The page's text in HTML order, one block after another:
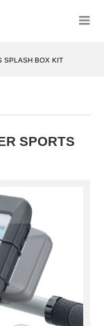
SPLASH BOX KIT
SPORTS